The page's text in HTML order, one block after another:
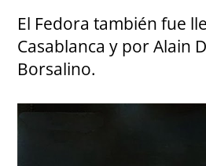
El Fedora también fue
Casablanca y por Alain
Borsalino.